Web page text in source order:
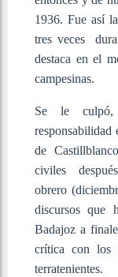
1936. Fue así
tres veces
destaca en el
campesinas. ​
Se le culpó,
responsabilidad
de
civiles
obrero
discursos que
Badajoz a
crítica con los
terratenientes. ​